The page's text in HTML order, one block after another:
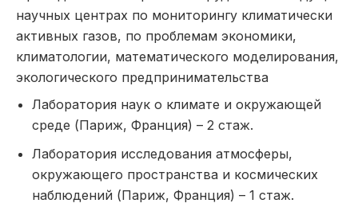
научных центрах по мониторингу климатически
активных газов, по проблемам экономики,
климатологии, математического моделирования,
экологического предпринимательства
Лаборатория наук о климате и окружающей
среде (Париж, Франция) – 2 стаж.
Лаборатория исследования атмосферы,
окружающего пространства и космических
наблюдений (Париж, Франция) – 1 стаж.